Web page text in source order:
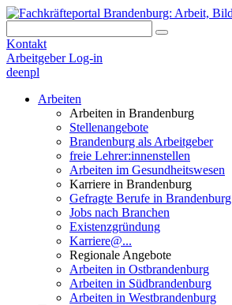
Kontakt
Arbeitgeber Log-in
deenpl
Arbeiten
Arbeiten in Brandenburg
Stellenangebote
Brandenburg als Arbeitgeber
freie Lehrer:innenstellen
Arbeiten im Gesundheitswesen
Karriere in Brandenburg
Gefragte Berufe in Brandenburg
Jobs nach Branchen
Existenzgründung
Karriere@...
Regionale Angebote
Arbeiten in Ostbrandenburg
Arbeiten in Südbrandenburg
Arbeiten in Westbrandenburg